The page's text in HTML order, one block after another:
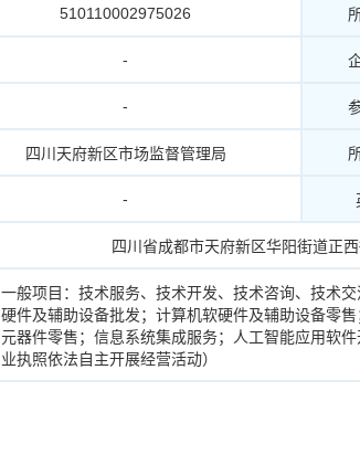
510110002975026
-
-
四川天府新区市场监督管理局
-
四川省成都市天府新区华阳街道正
一般项目：技术服务、技术开发、技术咨询、技术
硬件及辅助设备批发；计算机软硬件及辅助设备零
元器件零售；信息系统集成服务；人工智能应用软
业执照依法自主开展经营活动）